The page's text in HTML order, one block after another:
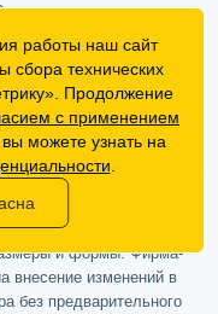
© 2012 - 2026
характер, не
положениями Статьи 437
мере передавать
и
и формы. Фирма-
внесение изменений в
без предварительного
работы наш сайт
сбора технических
Продолжение
с применением
можете узнать на